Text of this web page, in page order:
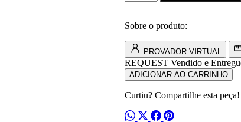
walkind
alto
Sobre o produto:
PROVADOR VIRTUAL
REQUEST Vendido e
ADICIONAR AO CARRINHO
Curtiu? Compartilhe esta peça!